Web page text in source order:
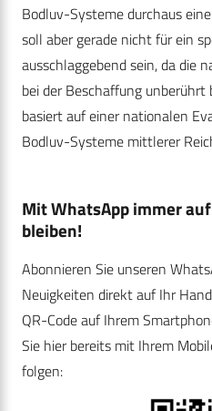
Bodluv-Systeme durchaus
soll aber gerade nicht für ein
ausschlaggebend sein, da die
bei der Beschaffung unberührt
basiert auf einer nationalen
Bodluv-Systeme mittlerer
Mit WhatsApp immer
bleiben!
Abonnieren Sie unseren
Neuigkeiten direkt auf Ihr
QR-Code auf Ihrem
Sie hier bereits mit Ihrem
folgen: